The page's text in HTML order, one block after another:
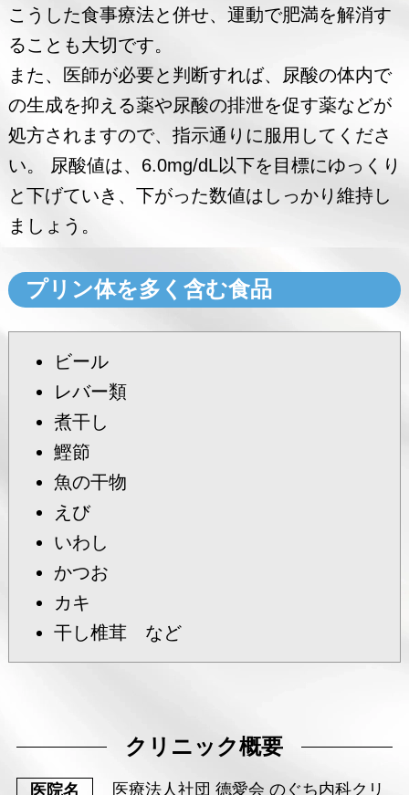
こうした食事療法と併せ、運動で肥満を解消す
ることも大切です。
また、医師が必要と判断すれば、尿酸の体内で
の生成を抑える薬や尿酸の排泄を促す薬などが
処方されますので、指示通りに服用してくださ
い。 尿酸値は、6.0mg/dL以下を目標にゆっくり
と下げていき、下がった数値はしっかり維持し
ましょう。
プリン体を多く含む食品
ビール
レバー類
煮干し
鰹節
魚の干物
えび
いわし
かつお
カキ
干し椎茸 など
クリニック概要
医院名
医療法人社団 德愛会 のぐち内科クリ